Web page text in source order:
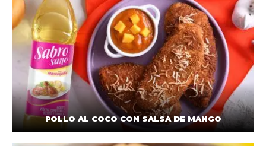
POLLO AL COCO CON SALSA DE MANGO